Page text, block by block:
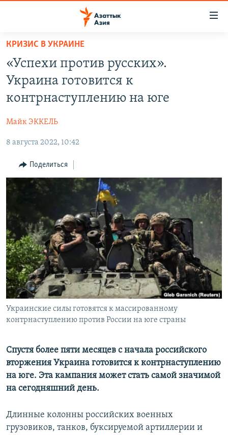
Вернуться
основному
содержанию
Вернутся
главной
Вернутся
поиску
ВОЙНА В УКРАИНЕ
КЫРГЫЗЧА
ЎЗБЕКЧА
ТОҶИКӢ
Все сайты РСЕ/РС
КРИЗИС В УКРАИНЕ
«Успехи против русских».
Украина готовится к
контрнаступлению на юге
Майк ЭККЕЛЬ
8 августа 2022, 10:42
Поделиться
Украинские силы готовятся к массированному
контрнаступлению против России на юге страны
Спустя более пяти месяцев с начала российского
вторжения Украина готовится к контрнаступлению
на юге. Эта кампания может стать самой значимой
на сегодняшний день.
Длинные колонны российских военных
грузовиков, танков, буксируемой артиллерии и